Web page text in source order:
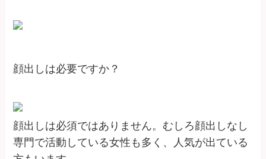
顔出しは必要ですか？
顔出しは必須ではありません。むしろ顔出しなし
専門で活動している女性も多く、人気が出ている